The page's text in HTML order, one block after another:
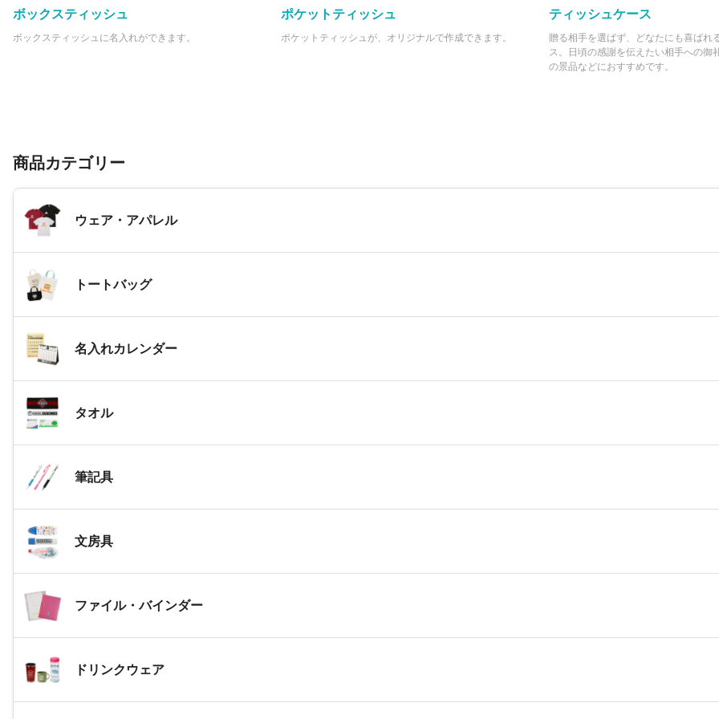
ボックスティッシュ
ボックスティッシュに名入れができます。
ポケットティッシュ
ポケットティッシュが、オリジナルで作成できます。
ティッシュケース
贈る相手を選ばず、どなたにも喜ばれ
ス。日頃の感謝を伝えたい相手への御
の景品などにおすすめです。
商品カテゴリー
ウェア・アパレル
トートバッグ
名入れカレンダー
タオル
筆記具
文房具
ファイル・バインダー
ドリンクウェア